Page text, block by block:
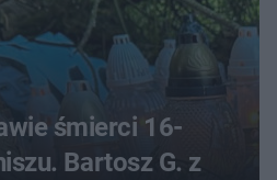
śmierci 16-
Bartosz G. z